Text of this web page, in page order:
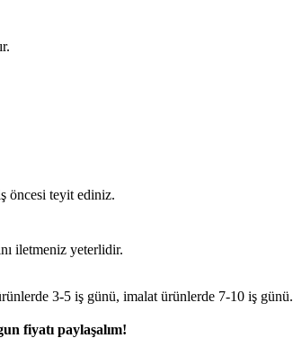
öncesi teyit ediniz.
iletmeniz yeterlidir.
3-5 iş günü, imalat ürünlerde 7-10 iş günü.
fiyatı paylaşalım!